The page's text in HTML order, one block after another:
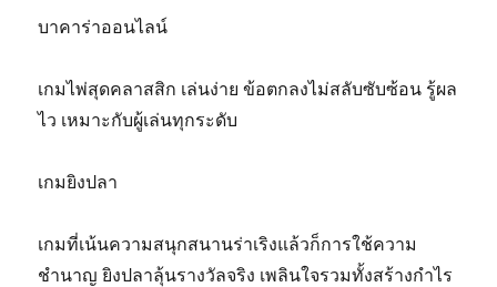
บาคาร่าออนไลน์
เกมไพ่สุดคลาสสิก เล่นง่าย ข้อตกลงไม่สลับซับซ้อน รู้ผล
ไว เหมาะกับผู้เล่นทุกระดับ
เกมยิงปลา
เกมที่เน้นความสนุกสนานร่าเริงแล้วก็การใช้ความ
ชำนาญ ยิงปลาลุ้นรางวัลจริง เพลินใจรวมทั้งสร้างกำไร